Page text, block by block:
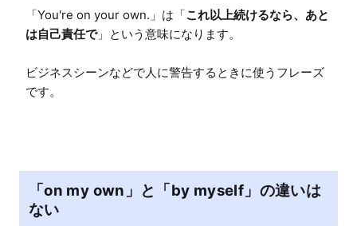
「You're on your own.」は「これ以上続けるなら、あと
は自己責任で」という意味になります。
ビジネスシーンなどで人に警告するときに使うフレーズ
です。
「on my own」と「by myself」の違いは
ない